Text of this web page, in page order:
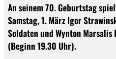
An seinem 70. Geburtstag
Samstag, 1. März Igor
Soldaten und Wynton Marsalis
(Beginn 19.30 Uhr).